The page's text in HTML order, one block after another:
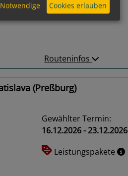
Next
Routeninfos
(Preßburg)
Gewählter Termin:
16.12.2026 - 23.12.2026
Leistungspakete
Cookies erlauben